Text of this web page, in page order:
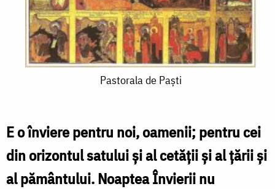
Paști
Pastorala de Paști
E o înviere pentru noi, oamenii; pentru cei
din orizontul satului și al cetății și al țării și
al pământului. Noaptea Învierii nu